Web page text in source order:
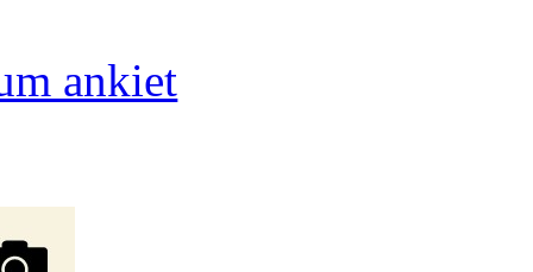
ankiet